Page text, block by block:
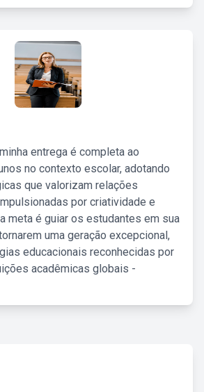
entrega é completa ao
no contexto escolar, adotando
que valorizam relações
por criatividade e
meta é guiar os estudantes em sua
uma geração excepcional,
educacionais reconhecidas por
acadêmicas globais -